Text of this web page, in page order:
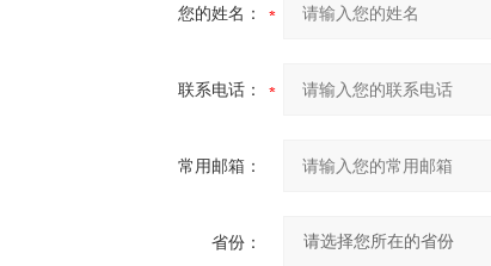
您的姓名：
联系电话：
常用邮箱：
省份：